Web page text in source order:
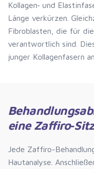
Kollagen‑ und
Länge verkürzen.
Fibroblasten, die für die
verantwortlich sind.
junger Kollagenfasern an.
eine
Jede Zaffiro-
Hautanalyse.